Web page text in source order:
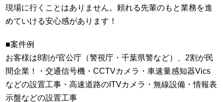
現場に行くことはありません。頼れる先輩のもと業務を進
めていける安心感があります！
■案件例
お客様は8割が官公庁（警視庁・千葉県警など）、2割が民
間企業！・交通信号機・CCTVカメラ・車速量感知器Vics
などの設置工事・高速道路のITVカメラ・無線設備・情報表
示盤などの設置工事